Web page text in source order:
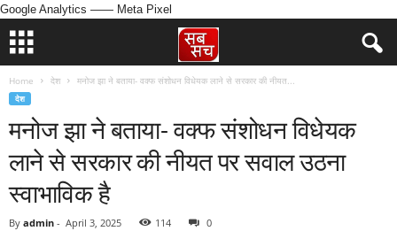
Google Analytics —— Meta Pixel
Home देश मनोज झा ने बताया- वक्फ संशोधन विधेयक लाने से सरकार की नीयत...
देश
मनोज झा ने बताया- वक्फ संशोधन विधेयक
लाने से सरकार की नीयत पर सवाल उठना
स्वाभाविक है
By admin - April 3, 2025 114 0